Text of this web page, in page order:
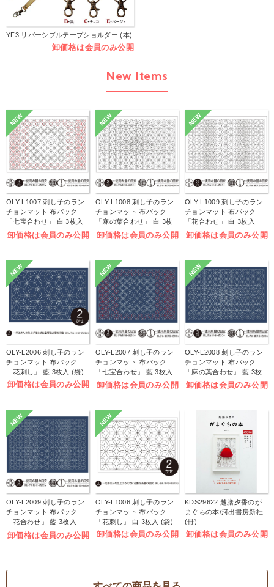
YF3 リバーシブルテープショルダー (本)
卸価格は会員のみ公開
New Items
NEW
OLY-L1007 刺し子のラン
チョンマット 布パック
「七宝合わせ」 白 3枚入
(袋)
卸価格は会員のみ公開
NEW
OLY-L1008 刺し子のラン
チョンマット 布パック
「麻の葉合わせ」 白 3枚
入 (袋)
卸価格は会員のみ公開
NEW
OLY-L1009 刺し子のラン
チョンマット 布パック
「花合わせ」 白 3枚入
(袋)
卸価格は会員のみ公開
NEW
OLY-L2006 刺し子のラン
チョンマット 布パック
「花刺し」 藍 3枚入 (袋)
卸価格は会員のみ公開
NEW
OLY-L2007 刺し子のラン
チョンマット 布パック
「七宝合わせ」 藍 3枚入
(袋)
卸価格は会員のみ公開
NEW
OLY-L2008 刺し子のラン
チョンマット 布パック
「麻の葉合わせ」 藍 3枚
入 (袋)
卸価格は会員のみ公開
NEW
OLY-L2009 刺し子のラン
チョンマット 布パック
「花合わせ」 藍 3枚入
(袋)
卸価格は会員のみ公開
NEW
OLY-L1006 刺し子のラン
チョンマット 布パック
「花刺し」 白 3枚入 (袋)
卸価格は会員のみ公開
KDS29622 越膳夕香のが
まぐちの本/河出書房新社
(冊)
卸価格は会員のみ公開